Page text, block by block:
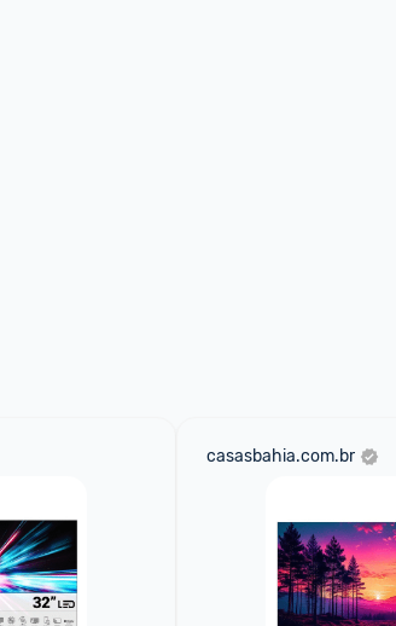
casasbahia.com.br